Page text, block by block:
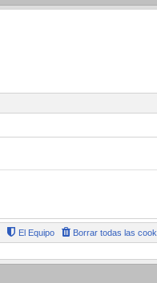
Borrar todas las
El Equipo